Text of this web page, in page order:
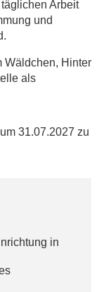
Arbeit
und
Wäldchen, Hinter
als
31.07.2027 zu
in